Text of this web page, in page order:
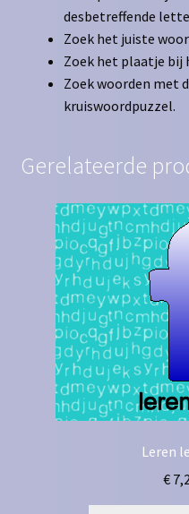
desbetreffende
Zoek het juiste
Zoek het plaatje bij
Zoek woorden met
kruiswoordpuzzel.
Gerelateerde
Leren
€